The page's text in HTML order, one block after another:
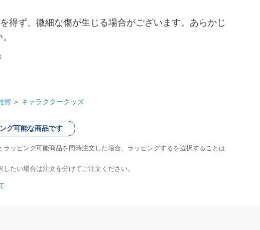
得ず、微細な傷が生じる場合がございます。あらかじ
貨 ＞ キャラクターグッズ
グ可能な商品です
ラッピング可能商品を同時注文した場合、ラッピングするを選択することは
たい場合は注文を分けてご注文ください。